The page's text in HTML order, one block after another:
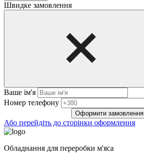
Швидке замовлення
Ваше ім'я
Нoмep тeлeфoнy
Оформити замовлення
Або перейдіть до сторінки оформлення
Обладнання для переробки м'яса